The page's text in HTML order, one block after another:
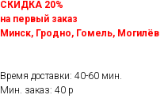
СКИДКА 20%
на первый заказ
Минск, Гродно, Гомель, Могилёв
Время доставки: 40-60 мин.
Мин. заказ: 40 р